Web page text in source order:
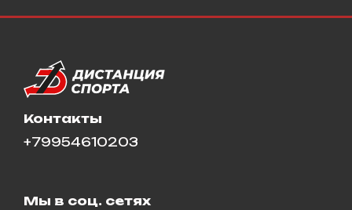
Контакты
+79954610203
Мы в соц. сетях